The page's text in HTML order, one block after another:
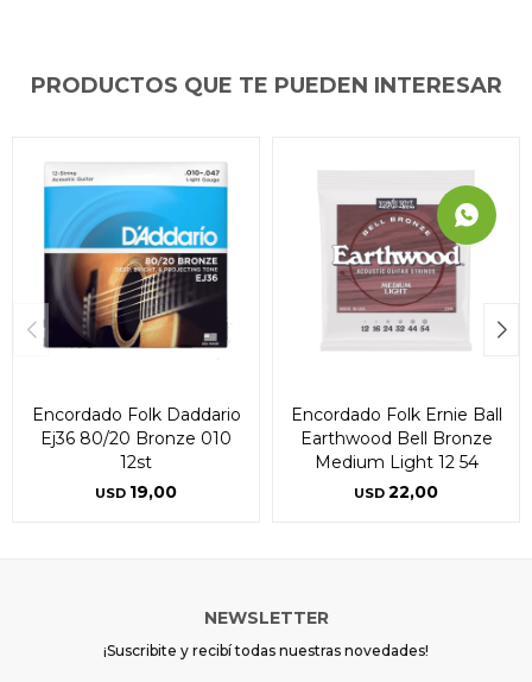
PRODUCTOS QUE TE PUEDEN INTERESAR
Encordado Folk Daddario
Ej36 80/20 Bronze 010
12st
USD 19,00
Encordado Folk Ernie Ball
Earthwood Bell Bronze
Medium Light 12 54
USD 22,00
NEWSLETTER
¡Suscribite y recibí todas nuestras novedades!